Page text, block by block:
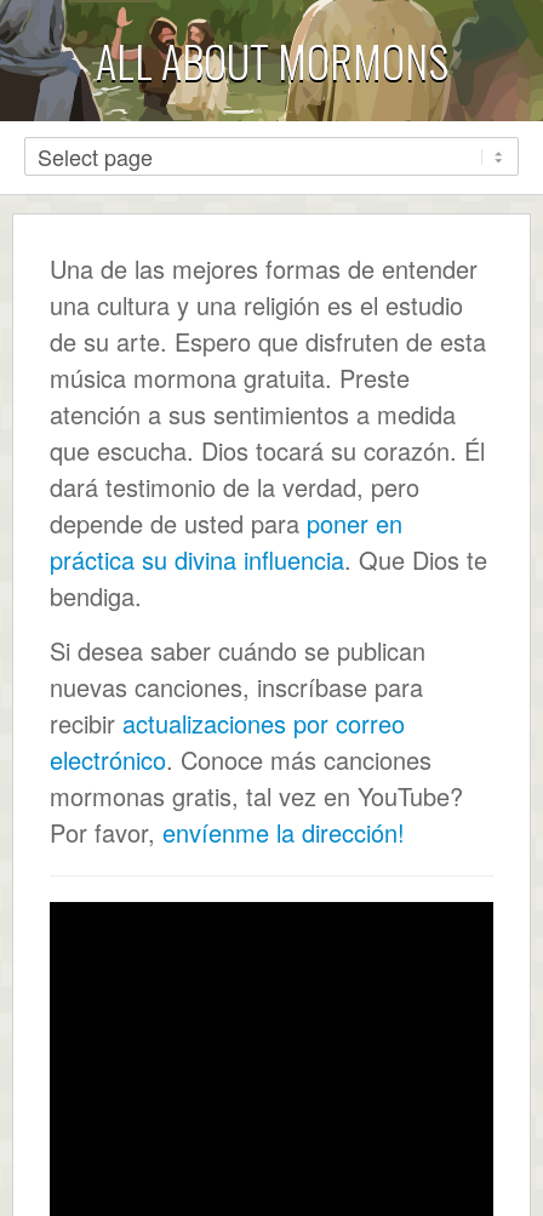
ALL ABOUT MORMONS
Una de las mejores formas de entender
una cultura y una religión es el estudio
de su arte. Espero que disfruten de esta
música mormona gratuita. Preste
atención a sus sentimientos a medida
que escucha. Dios tocará su corazón. Él
dará testimonio de la verdad, pero
depende de usted para poner en
práctica su divina influencia. Que Dios te
bendiga.
Si desea saber cuándo se publican
nuevas canciones, inscríbase para
recibir actualizaciones por correo
electrónico. Conoce más canciones
mormonas gratis, tal vez en YouTube?
Por favor, envíenme la dirección!